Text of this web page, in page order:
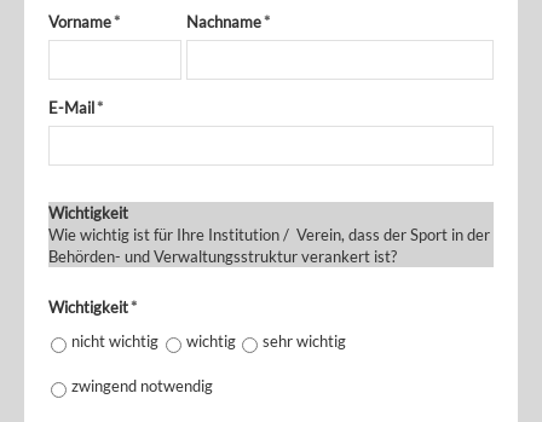
Vorname* Nachname*
E-Mail*
Wichtigkeit
Wie wichtig ist für Ihre Institution / Verein, dass der Sport in der
Behörden- und Verwaltungsstruktur verankert ist?
Wichtigkeit*
nicht wichtig
wichtig sehr wichtig
zwingend notwendig